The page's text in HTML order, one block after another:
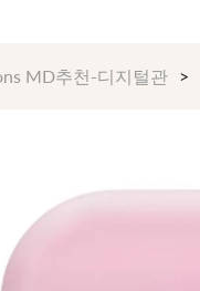
MD추천-디지털관